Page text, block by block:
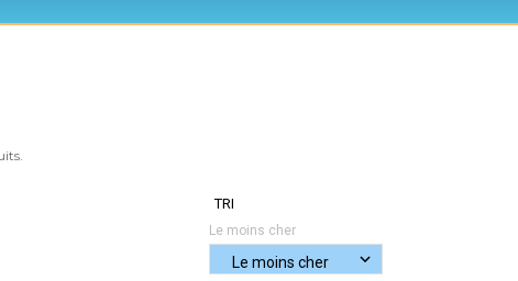
TRI
Le moins cher